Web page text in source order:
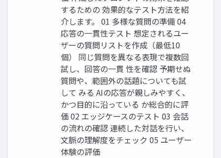
するための 効果的なテスト方法を紹
介します。 01 多様な質問の準備 04
応答の一貫性テスト 想定されるユー
ザーの質問リストを作成（最低10
個） 同じ質問を異なる表現で複数回
試し、回答の一貫 性を確認 予期せぬ
質問や、範囲外の話題についても試
して みる AIの応答が親しみやすく、
かつ目的に沿っている か総合的に評
価 02 エッジケースのテスト 03 会話
の流れの確認 連続した対話を行い、
文脈の理解度をチェック 05 ユーザー
体験の評価